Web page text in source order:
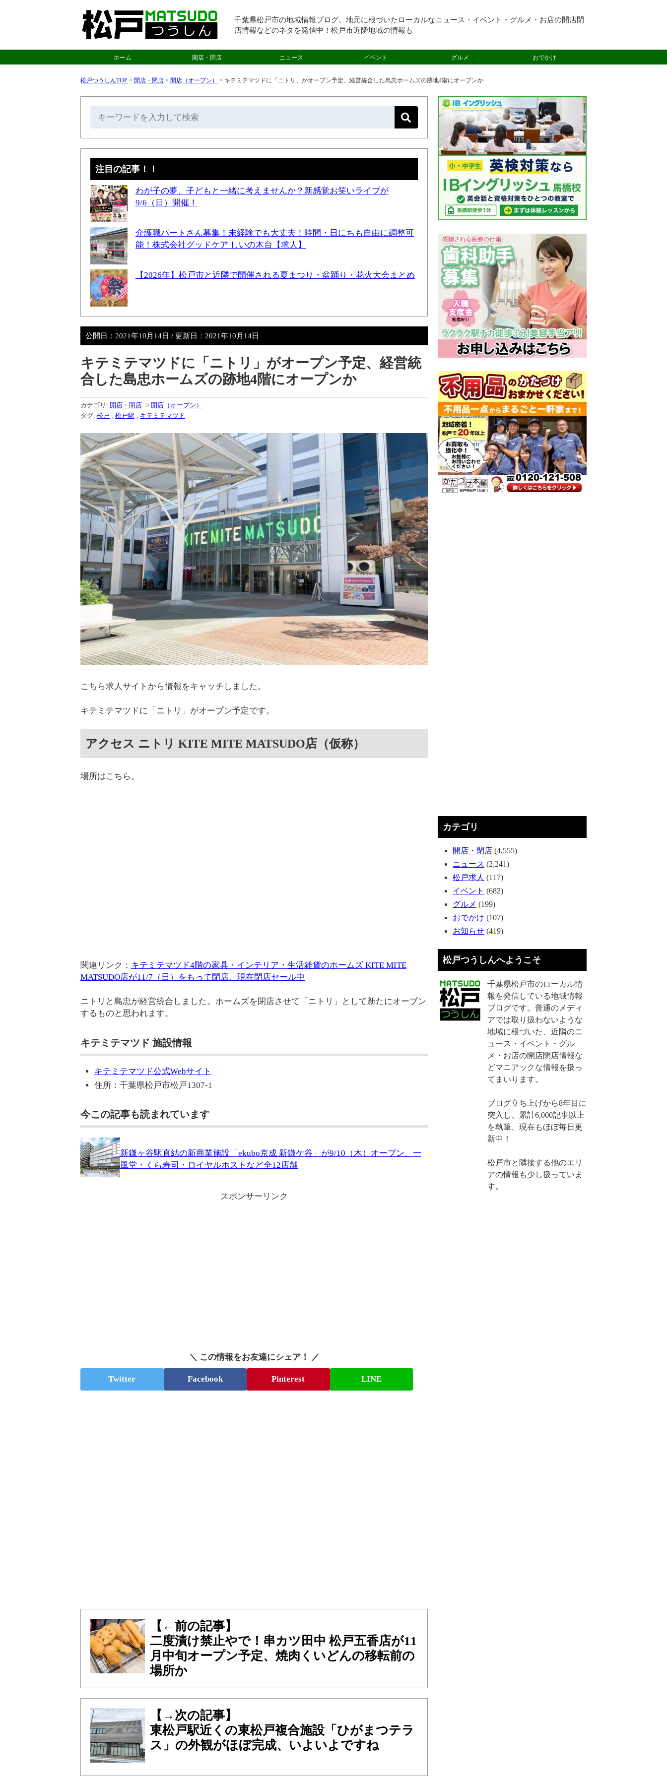
千葉県松戸市の地域情報ブログ。地元に根づいたローカルなニュース・イベント・グルメ・お店の開店閉
店情報などのネタを発信中！松戸市近隣地域の情報も
ホーム 開店・閉店 ニュース イベント グルメ おでかけ
松戸つうしんTOP > 開店・閉店 > 開店（オープン） > キテミテマツドに「ニトリ」がオープン予定、経営統合した島忠ホームズの跡地4階にオープンか
注目の記事！！
わが子の夢、子どもと一緒に考えませんか？新感覚お笑いライブが
9/6（日）開催！
介護職パートさん募集！未経験でも大丈夫！時間・日にちも自由に調整可
能！株式会社グッドケア しいの木台【求人】
【2026年】松戸市と近隣で開催される夏まつり・盆踊り・花火大会まとめ
公開日： 2021年10月14日 / 更新日： 2021年10月14日
キテミテマツドに「ニトリ」がオープン予定、経営統
合した島忠ホームズの跡地4階にオープンか
カテゴリ: 開店・閉店 > 開店（オープン）
タグ: 松戸 松戸駅 キテミテマツド
こちら求人サイトから情報をキャッチしました。
キテミテマツドに「ニトリ」がオープン予定です。
アクセス ニトリ KITE MITE MATSUDO店（仮称）
場所はこちら。
関連リンク： キテミテマツド4階の家具・インテリア・生活雑貨のホームズ KITE MITE
MATSUDO店が11/7（日）をもって閉店、現在閉店セール中
ニトリと島忠が経営統合しました。ホームズを閉店させて「ニトリ」として新たにオープン
するものと思われます。
キテミテマツド 施設情報
キテミテマツド公式Webサイト
住所：千葉県松戸市松戸1307-1
今この記事も読まれています
新鎌ヶ谷駅直結の新商業施設「ekubo京成 新鎌ケ谷」が9/10（木）オープン、一
風堂・くら寿司・ロイヤルホストなど全12店舗
スポンサーリンク
＼ この情報をお友達にシェア！ ／
Twitter Facebook Pinterest LINE
【←前の記事】
二度漬け禁止やで！串カツ田中 松戸五香店が11
月中旬オープン予定、焼肉くいどんの移転前の
場所か
【→次の記事】
東松戸駅近くの東松戸複合施設「ひがまつテラ
ス」の外観がほぼ完成、いよいよですね
カテゴリ
開店・閉店 (4,555)
ニュース (2,241)
松戸求人 (117)
イベント (682)
グルメ (199)
おでかけ (107)
お知らせ (419)
松戸つうしんへようこそ
千葉県松戸市のローカル情
報を発信している地域情報
ブログです。普通のメディ
アでは取り扱わないような
地域に根づいた、近隣のニ
ュース・イベント・グル
メ・お店の開店閉店情報な
どマニアックな情報を扱っ
てまいります。
ブログ立ち上げから8年目に
突入し、累計6,000記事以上
を執筆、現在もほぼ毎日更
新中！
松戸市と隣接する他のエリ
アの情報も少し扱っていま
す。